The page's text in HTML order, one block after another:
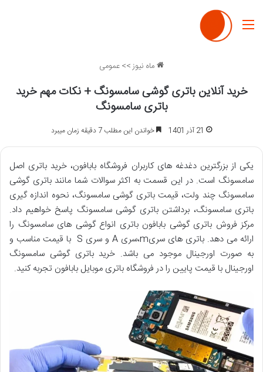
منو
ماه نیوز>>عمومی
خرید آنلاین باتری گوشی سامسونگ + نکات مهم خرید
باتری سامسونگ
21 آذر 1401 خواندن این مطلب 7 دقیقه زمان میبرد
یکی از بزرگترین دغدغه های کاربران فروشگاه بابافون، خرید باتری اصل
سامسونگ است. در این قسمت به اکثر سوالات شما مانند باتری گوشی
سامسونگ چند ولت، قیمت باتری گوشی سامسونگ، نحوه اندازه گیری
باتری سامسونگ، برداشتن باتری گوشی سامسونگ پاسخ خواهیم داد.
مرکز فروش باتری گوشی بابافون باتری انواع گوشی های سامسونگ را
ارائه می دهد. باتری های سریm،سری A و سری S با قیمت مناسب و
به صورت اورجینال موجود می باشد. خرید باتری گوشی سامسونگ
اورجینال با قیمت پایین را در فروشگاه باتری موبایل بابافون تجربه کنید.